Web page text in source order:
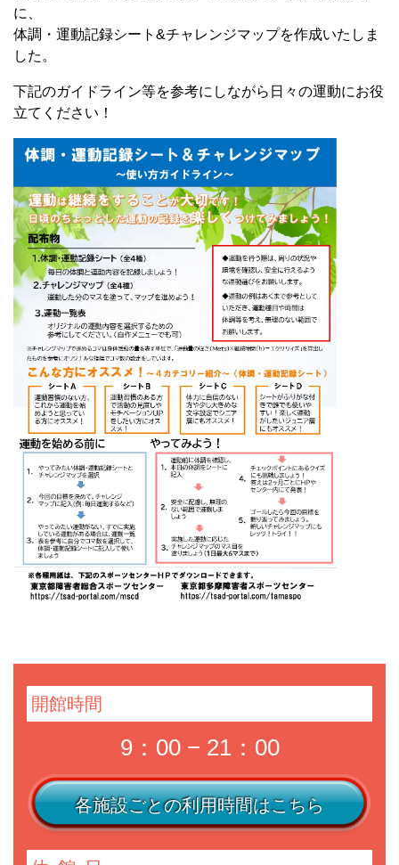
に、
体調・運動記録シート&チャレンジマップを作成いたしま
した。
下記のガイドライン等を参考にしながら日々の運動にお役
立てください！
開館時間
9：00 − 21：00
各施設ごとの利用時間はこちら